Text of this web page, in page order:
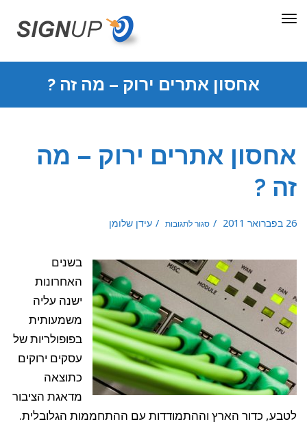
תפריט
אחסון אתרים ירוק – מה זה ?
אחסון אתרים ירוק – מה
זה ?
26 בפברואר 2011 סגור לתגובות אחסון
אתריםעידן שלומן
בשנים
האחרונות
ישנה עליה
משמעותית
בפופולריות של
עסקים ירוקים
כתוצאה
מדאגת הציבור
לטבע, כדור הארץ וההתמודדות עם ההתחממות הגלובלית.